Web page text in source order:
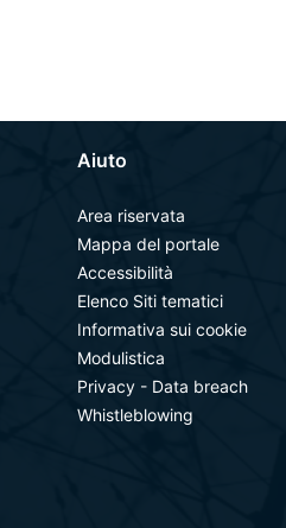
Aiuto
Area riservata
Mappa del portale
Accessibilità
Elenco Siti tematici
Informativa sui cookie
Modulistica
Privacy - Data breach
Whistleblowing